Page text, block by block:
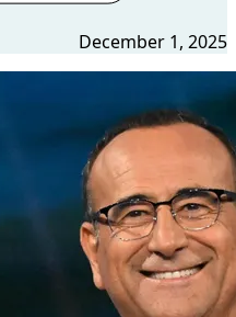
December 1, 2025